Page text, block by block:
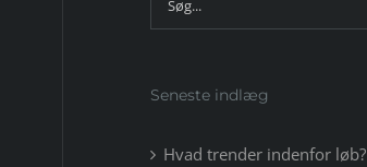
efter:
Seneste indlæg
Hvad trender indenfor løb?